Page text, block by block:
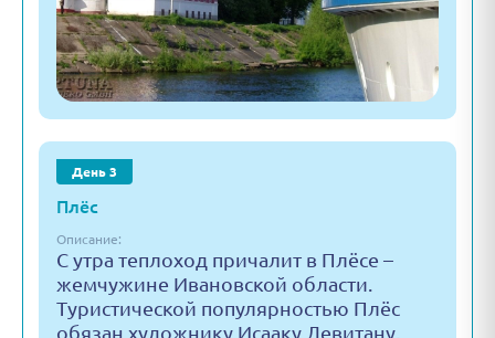
День 3
Плёс
Описание:
С утра теплоход причалит в Плёсе –
жемчужине Ивановской области.
Туристической популярностью Плёс
обязан художнику Исааку Левитану,